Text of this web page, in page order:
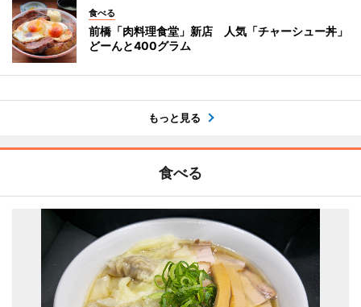
食べる
前橋「肉料理食堂」新店 人気「チャーシュー丼」
どーんと400グラム
もっと見る
食べる